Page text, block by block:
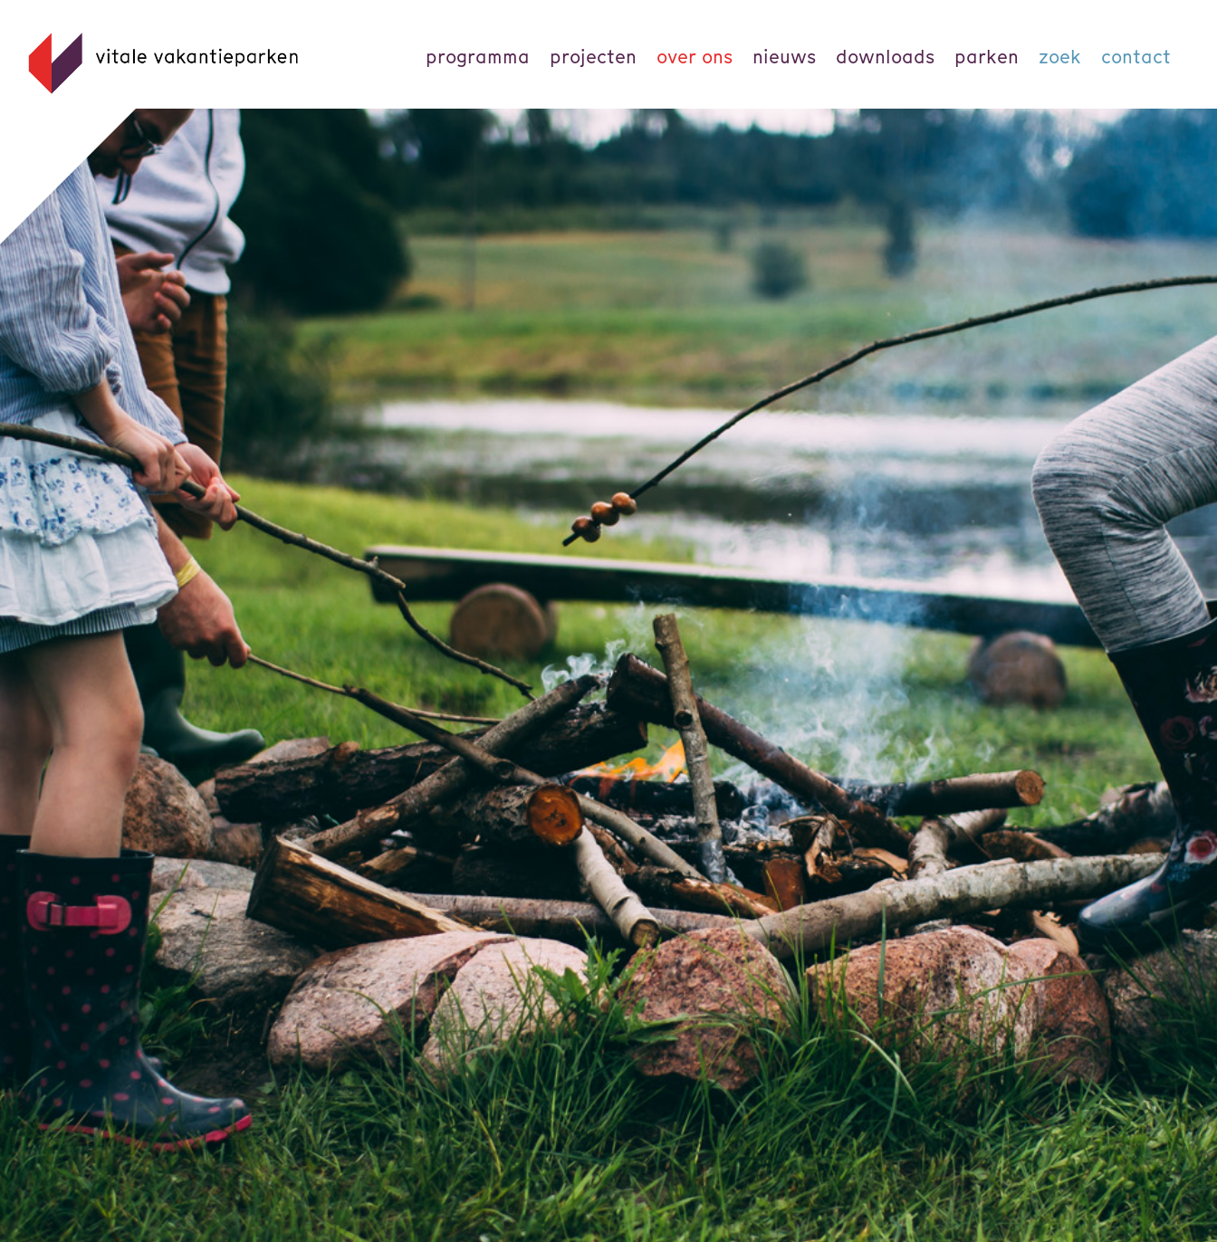
programma projecten over ons nieuws downloads parken zoek contact